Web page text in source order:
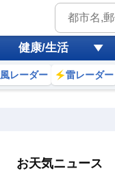
健康/生活
風レーダー 雷レーダー
お天気ニュース